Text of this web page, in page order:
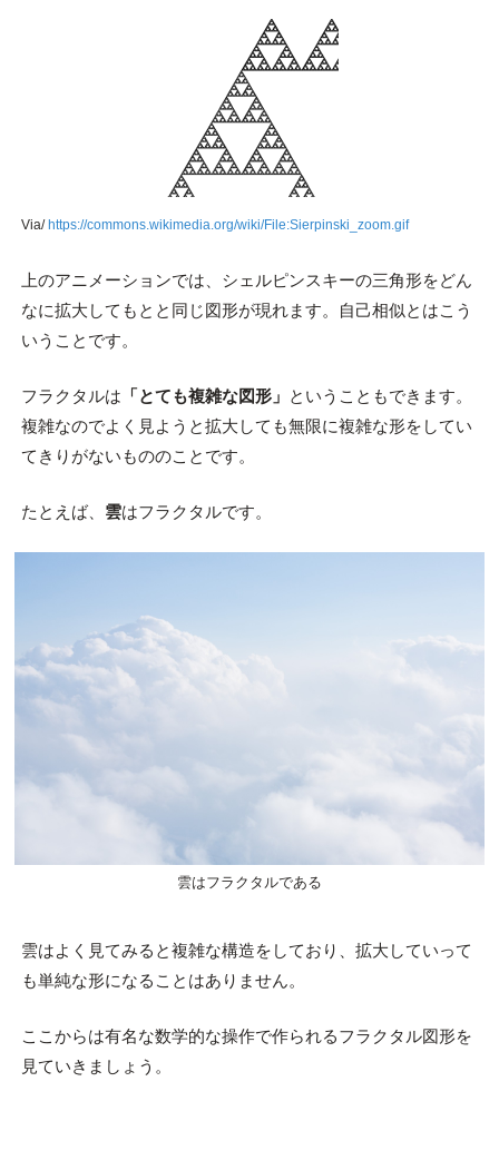
Via/https://commons.wikimedia.org/wiki/File:Sierpinski_zoom.gif
上のアニメーションでは、シェルピンスキーの三角形をどん
なに拡大してもとと同じ図形が現れます。自己相似とはこう
いうことです。
フラクタルは 「とても複雑な図形」 ということもできます。
複雑なのでよく見ようと拡大しても無限に複雑な形をしてい
てきりがないもののことです。
たとえば、 雲はフラクタルです。
雲はフラクタルである
雲はよく見てみると複雑な構造をしており、拡大していって
も単純な形になることはありません。
ここからは有名な数学的な操作で作られるフラクタル図形を
見ていきましょう。